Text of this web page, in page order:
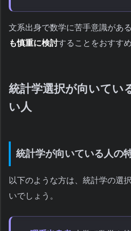
文系出身で数学に苦手意識がある
も慎重に検討することをおすす
統計学選択が向いてい
い人
統計学が向いている人の
以下のような方は、統計学の選
いでしょう。